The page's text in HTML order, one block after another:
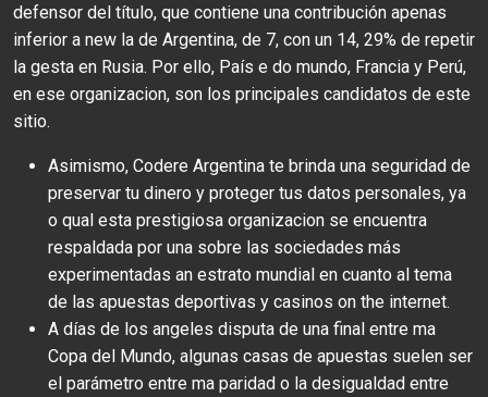
defensor del título, que contiene una contribución apenas
inferior a new la de Argentina, de 7, con un 14, 29% de repetir
la gesta en Rusia. Por ello, País e do mundo, Francia y Perú,
en ese organizacion, son los principales candidatos de este
sitio.
Asimismo, Codere Argentina te brinda una seguridad de
preservar tu dinero y proteger tus datos personales, ya
o qual esta prestigiosa organizacion se encuentra
respaldada por una sobre las sociedades más
experimentadas an estrato mundial en cuanto al tema
de las apuestas deportivas y casinos on the internet.
A días de los angeles disputa de una final entre ma
Copa del Mundo, algunas casas de apuestas suelen ser
el parámetro entre ma paridad o la desigualdad entre